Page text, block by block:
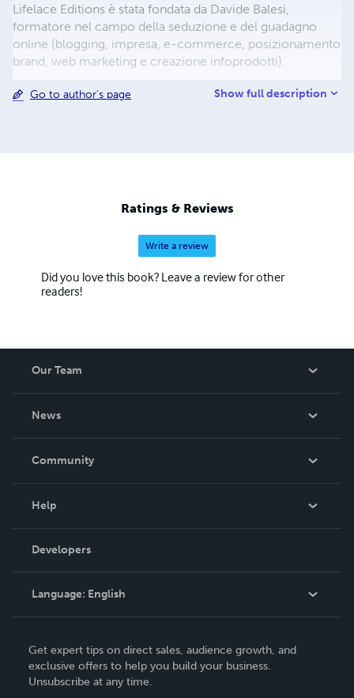
Lifelace Editions è stata fondata da Davide Balesi,
formatore nel campo della seduzione e del guadagno
online (blogging, impresa, e-commerce, posizionamento
brand, web marketing e creazione infoprodotti).
Go to author's page Show full description
Ratings & Reviews
Write a review
Did you love this book? Leave a review for other
readers!
Our Team
News
In The News
Community
Podcast
Help
Order Lookup
Knowledge Base
Contact Support
Developers
Language: English
Deutsch
Français
Get expert tips on direct sales, audience growth, and
exclusive offers to help you build your business.
Unsubscribe at any time.